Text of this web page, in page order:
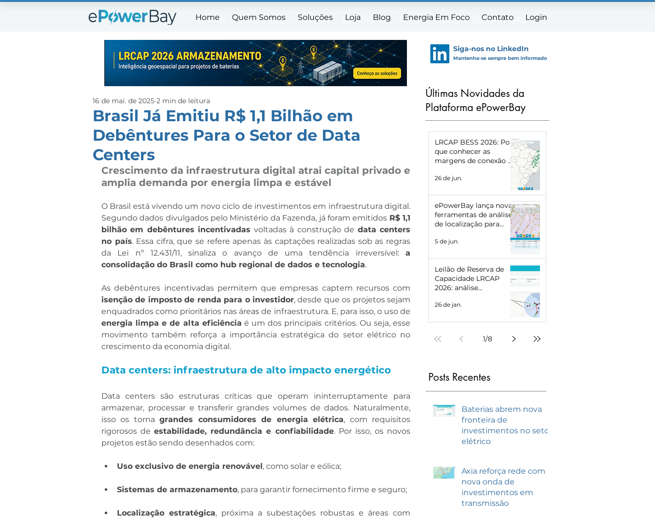
Home Quem Somos Soluções Loja Blog Energia Em Foco Contato Login
Home Quem Somos Soluções Loja Blog Energia Em Foco Contato Login
Siga-nos no LinkedIn
Mantenha-se sempre bem informado
Brasil Já Emitiu R$ 1,1 Bilhão em
Debêntures Para o Setor de Data
Centers
16 de mai. de 2025 2 min de leitura
Crescimento da infraestrutura digital atrai capital privado e
amplia demanda por energia limpa e estável
O Brasil está vivendo um novo ciclo de investimentos em infraestrutura digital.
Segundo dados divulgados pelo Ministério da Fazenda, já foram emitidos R$ 1,1
bilhão em debêntures incentivadas voltadas à construção de data centers
no país. Essa cifra, que se refere apenas às captações realizadas sob as regras
da Lei nº 12.431/11, sinaliza o avanço de uma tendência irreversível: a
consolidação do Brasil como hub regional de dados e tecnologia.
isenção de imposto de renda para o investidor, desde que os projetos sejam
energia limpa e de alta eficiência é um dos principais critérios. Ou seja, esse
movimento também reforça a importância estratégica do setor elétrico no
crescimento da economia digital.
Data centers: infraestrutura de alto impacto energético
Data centers são estruturas críticas que operam ininterruptamente para
armazenar, processar e transferir grandes volumes de dados. Naturalmente,
isso os torna grandes consumidores de energia elétrica, com requisitos
rigorosos de estabilidade, redundância e confiabilidade. Por isso, os novos
projetos estão sendo desenhados com:
Uso exclusivo de energia renovável, como solar e eólica;
Sistemas de armazenamento, para garantir fornecimento firme e seguro;
Localização estratégica, próxima a subestações robustas e áreas com
Últimas Novidades da
Plataforma ePowerBay
LRCAP BESS 2026: Por
que conhecer as
margens de conexão de
definir o sucesso do
26 de jun.
ePowerBay lança novas
ferramentas de análise
de localização para
Eletropostos e Geração
Distribuída
5 de jun.
Leilão de Reserva de
Capacidade LRCAP
2026: análise
preparar com
mercado
26 de jan.
1/8
Posts Recentes
Baterias abrem nova
fronteira de
investimentos no setor
elétrico
Axia reforça rede com
nova onda de
investimentos em
transmissão